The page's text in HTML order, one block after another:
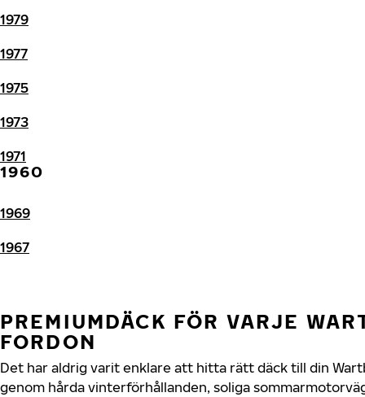
1979
1977
1975
1973
1971
1960
1969
1967
PREMIUMDÄCK FÖR VARJE
FORDON
Det har aldrig varit enklare att hitta rätt däck till din
genom hårda vinterförhållanden, soliga